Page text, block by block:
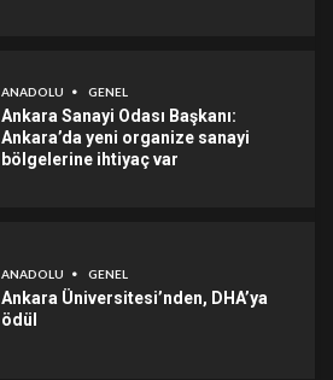
ANADOLU GENEL
Ankara Sanayi Odası Başkanı:
Ankara’da yeni organize sanayi
bölgelerine ihtiyaç var
ANADOLU GENEL
Ankara Üniversitesi’nden, DHA’ya
ödül